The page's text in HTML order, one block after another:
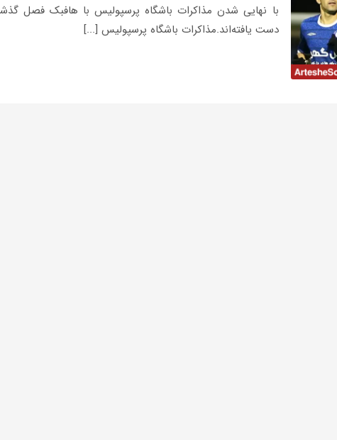
با نهایی شدن مذاکرات باشگاه پرسپولیس با هافبک فصل
دست یافته‌اند.مذاکرات باشگاه پرسپولیس [...]